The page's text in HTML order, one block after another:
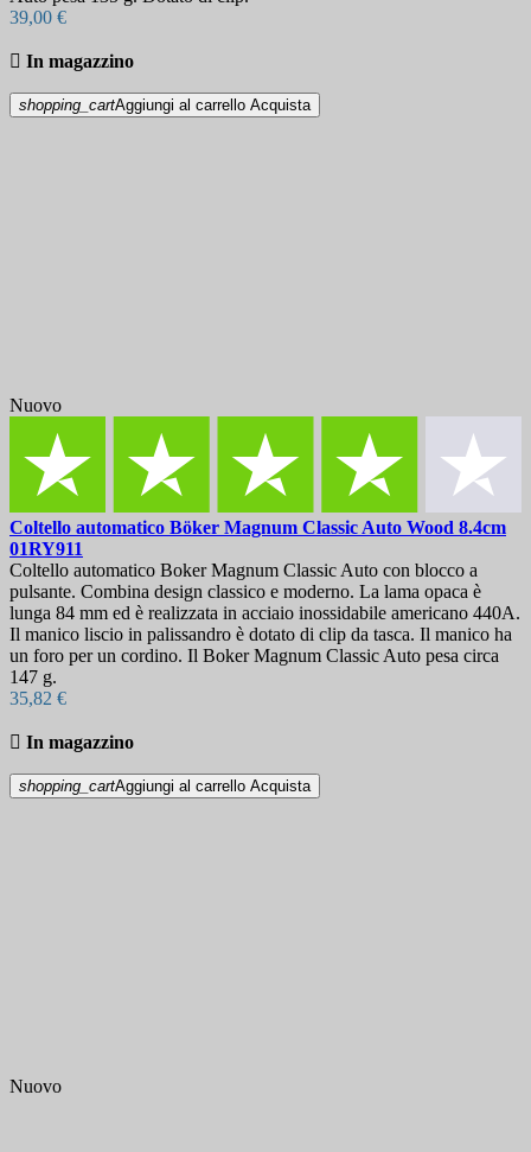
39,00 €
 In magazzino
shopping_cartAggiungi al carrello Acquista
Nuovo
Coltello automatico Böker Magnum Classic Auto Wood 8.4cm
01RY911
Coltello automatico Boker Magnum Classic Auto con blocco a
pulsante. Combina design classico e moderno. La lama opaca è
lunga 84 mm ed è realizzata in acciaio inossidabile americano 440A.
Il manico liscio in palissandro è dotato di clip da tasca. Il manico ha
un foro per un cordino. Il Boker Magnum Classic Auto pesa circa
147 g.
35,82 €
 In magazzino
shopping_cartAggiungi al carrello Acquista
Nuovo